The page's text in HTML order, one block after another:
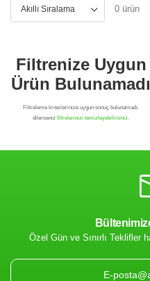
0 ürün
Özel Gün ve Sınırlı Teklifler